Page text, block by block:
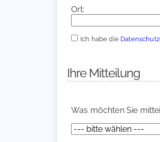
Ort:
Ich habe die
Ihre Mitteilung
Was möchten Sie